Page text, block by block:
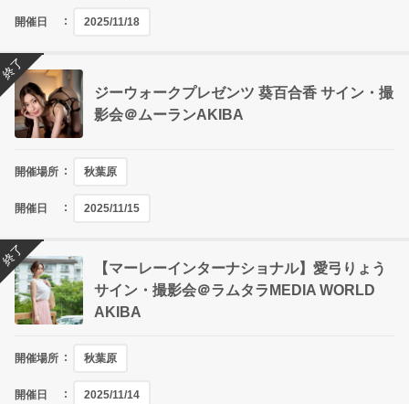
開催日 2025/11/18
ジーウォークプレゼンツ 葵百合香 サイン・撮
影会＠ムーランAKIBA
開催場所 秋葉原
開催日 2025/11/15
終了
【マーレーインターナショナル】愛弓りょう
サイン・撮影会＠ラムタラMEDIA WORLD
AKIBA
開催場所 秋葉原
開催日 2025/11/14
終了